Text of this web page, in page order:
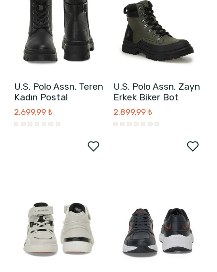
U.S. Polo Assn. Teren
Kadın Postal
2.699,99 ₺
U.S. Polo Assn. Zayn
Erkek Biker Bot
2.899,99 ₺